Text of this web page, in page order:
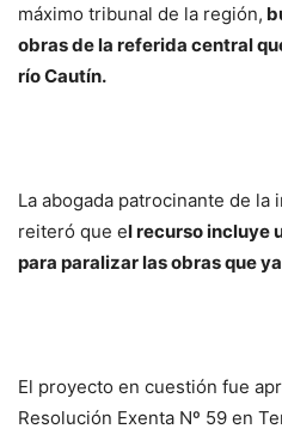
máximo tribunal de la región,
obras de la referida central
río Cautín.
La abogada patrocinante de la
reiteró que el recurso incluye
para paralizar las obras que
El proyecto en cuestión fue
Resolución Exenta Nº 59 en